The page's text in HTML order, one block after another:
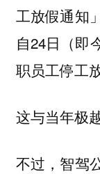
工放假通知
自24日（即
职员工停工
这与当年极
不过，智驾